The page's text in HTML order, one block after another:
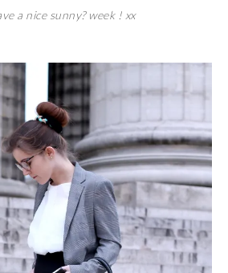
a nice sunny? week ! xx